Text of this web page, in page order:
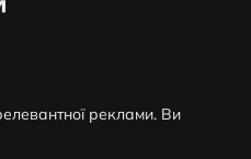
реклами. Ви